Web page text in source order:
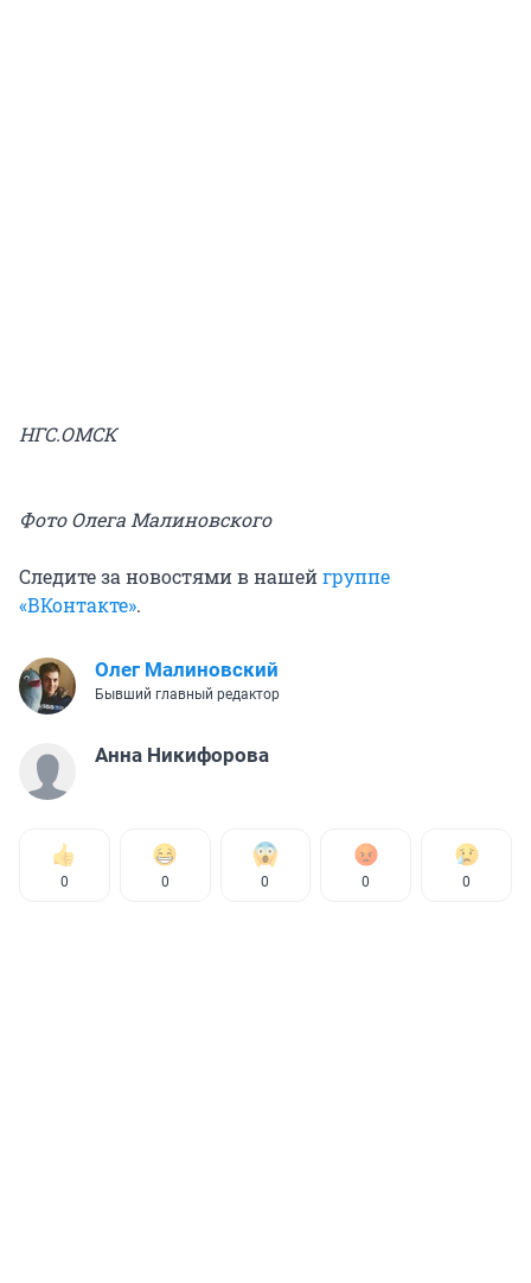
НГС.ОМСК
Фото Олега Малиновского
Следите за новостями в нашейгруппе
«ВКонтакте».
Олег Малиновский
Бывший главный редактор
Анна Никифорова
0 0 0 0 0